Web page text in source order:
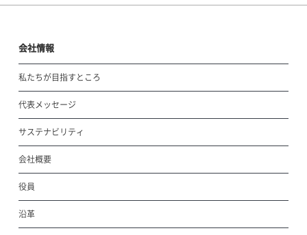
会社情報
私たちが目指すところ
代表メッセージ
サステナビリティ
会社概要
役員
沿革